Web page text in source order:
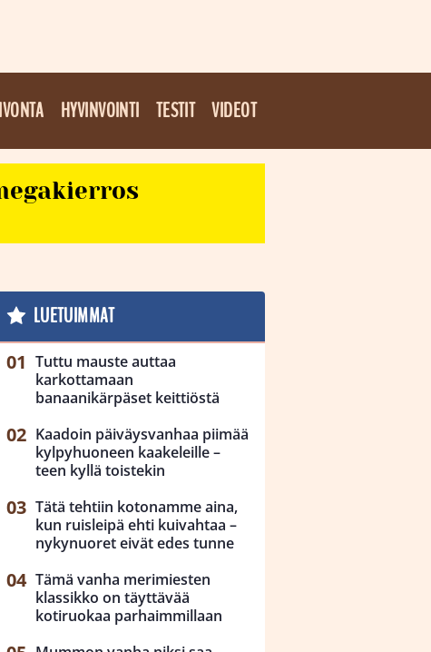
HYVINVOINTI TESTIT VIDEOT
LUETUIMMAT
Tuttu mauste auttaa
karkottamaan
banaanikärpäset keittiöstä
Kaadoin päiväysvanhaa piimää
kylpyhuoneen kaakeleille –
teen kyllä toistekin
Tätä tehtiin kotonamme aina,
kun ruisleipä ehti kuivahtaa –
nykynuoret eivät edes tunne
Tämä vanha merimiesten
klassikko on täyttävää
kotiruokaa parhaimmillaan